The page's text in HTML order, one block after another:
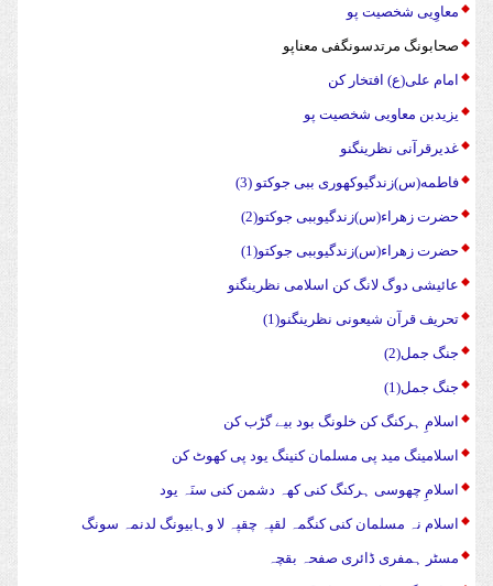
معاوِیی شخصیت پو
صحابونگ مرتدسونگفی معناپو
امام علی(ع) افتخار کن
یزیدبن معاویی شخصیت پو
غدیرقرآنی نظرینگنو
فاطمه(س)زندگیوکهوری ببی جوکتو (3)
حضرت زهراء(س)زندگیوببی جوکتو(2)
حضرت زهراء(س)زندگیوببی جوکتو(1)
عائیشی دوگ لانگ کن اسلامی نظرینگنو
تحریف قرآن شیعونی نظرینگنو(1)
جنگ جمل(2)
جنگ جمل(1)
اسلامِ ہرکنگ کن خلونگ بود بیے گڑب کن
اسلامینگ مید پی مسلمان کنینگ یود پی کھوٹ کن
اسلامِ چھوسی ہرکنگ کنی کھہ دشمن کنی سنَہ یود
اسلام نہ مسلمان کنی کنگمہ لقپہ چقپہ لا وہابیونگ لدنمہ سونگ
مسٹر ہمفری ڈائری صفحہ بقچہ